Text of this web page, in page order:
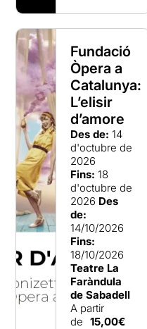
Fundació
Òpera a
Catalunya:
L’elisir
d’amore
Des de: 14
d'octubre de
2026
Fins: 18
d'octubre de
2026 Des
de:
14/10/2026
Fins:
18/10/2026
Teatre La
Faràndula
de Sabadell
A partir
de 15,00€